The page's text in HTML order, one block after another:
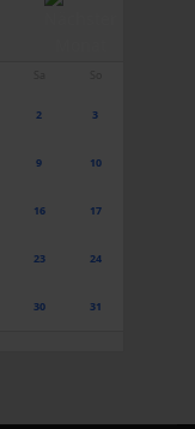
2 3
9 10
16 17
23 24
30 31